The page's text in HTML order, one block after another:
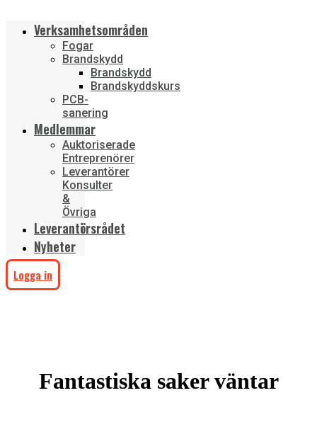
Verksamhetsområden
Fogar
Brandskydd
Brandskydd
Brandskyddskurs
PCB-
sanering
Medlemmar
Auktoriserade
Entreprenörer
Leverantörer
Konsulter
&
Övriga
Leverantörsrådet
Nyheter
Logga in
Fantastiska saker väntar